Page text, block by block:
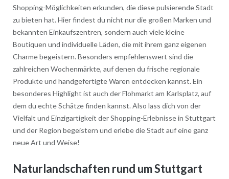
Shopping-Möglichkeiten erkunden, die diese pulsierende Stadt
zu bieten hat. Hier findest du nicht nur die großen Marken und
bekannten Einkaufszentren, sondern auch viele kleine
Boutiquen und individuelle Läden, die mit ihrem ganz eigenen
Charme begeistern. Besonders empfehlenswert sind die
zahlreichen Wochenmärkte, auf denen du frische regionale
Produkte und handgefertigte Waren entdecken kannst. Ein
besonderes Highlight ist auch der Flohmarkt am Karlsplatz, auf
dem du echte Schätze finden kannst. Also lass dich von der
Vielfalt und Einzigartigkeit der Shopping-Erlebnisse in Stuttgart
und der Region begeistern und erlebe die Stadt auf eine ganz
neue Art und Weise!
Naturlandschaften rund um Stuttgart